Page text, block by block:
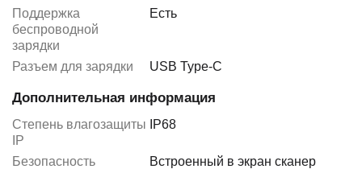
Поддержка
беспроводной
зарядки
Есть
Разъем для зарядки USB Type-C
Дополнительная информация
Степень влагозащиты
IP
IP68
Безопасность
Встроенный в экран сканер